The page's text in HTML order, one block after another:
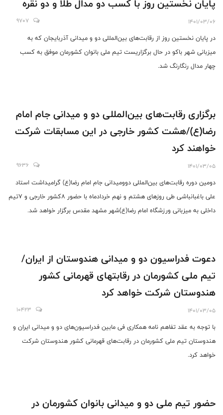
پایان نخستین روز با کسب دو مدال طلا و دو نقره
1401/03/06
9707
در پایان نخستین روز از رقابت‌های بین‌المللی دو و میدانی آذربایجان که به
میزبانی شهر باکو در حال برگزاریست تیم ملی بانوان کشورمان موفق به کسب
چهار مدال رنگارنگ شد.
برگزاری رقابت‌های بین‌المللی دو و میدانی جام امام
رضا(ع)/هشت کشور خارجی در این مسابقات شرکت
خواهند کرد
1401/03/05
9636
دومین دوره رقابت‌های بین‌المللی دوومیدانی جام امام رضا(ع) گرامیداشت استاد
علی باغبانباشی طی روزهای هشتم و نهم خردادماه با حضور ۸کشور خارجی و ۷تیم
داخلی به میزبانی ورزشگاه امام رضا(ع)شهر مشهد مقدس برگزار خواهد شد.
دعوت فدراسیون دو و میدانی هندوستان از ایران/
تیم ملی کشورمان در رقابتهای قهرمانی کشور
هندوستان شرکت خواهد کرد
1401/03/05
10423
با توجه به عقد تفاهم نامه همکاری فی مابین فدراسیون‌های دو و میدانی ایران و
هندوستان تیم ملی کشورمان در رقابت‌های قهرمانی کشور هندوستان شرکت
خواهد کرد.
حضور تیم ملی دو و میدانی بانوان کشورمان در